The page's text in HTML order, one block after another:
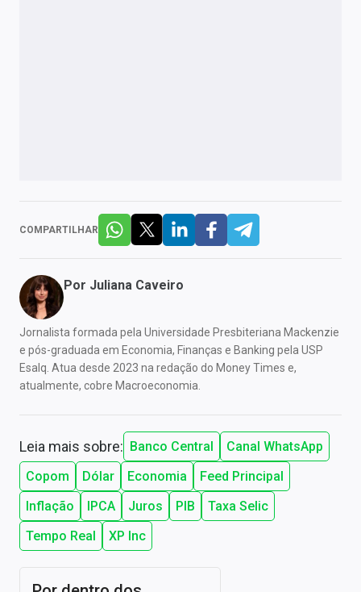
COMPARTILHAR
Por Juliana Caveiro
Jornalista formada pela Universidade Presbiteriana Mackenzie
e pós-graduada em Economia, Finanças e Banking pela USP
Esalq. Atua desde 2023 na redação do Money Times e,
atualmente, cobre Macroeconomia.
Leia mais sobre: Banco Central
Canal WhatsApp
Copom
Dólar Economia
Feed Principal
Inflação
IPCA Juros PIB
Taxa Selic
Tempo Real
XP Inc